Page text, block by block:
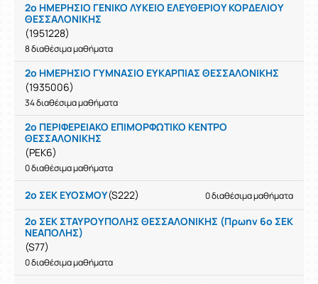
2ο ΗΜΕΡΗΣΙΟ ΓΕΝΙΚΟ ΛΥΚΕΙΟ ΕΛΕΥΘΕΡΙΟΥ ΚΟΡΔΕΛΙΟΥ
ΘΕΣΣΑΛΟΝΙΚΗΣ
(1951228)
8 διαθέσιμα μαθήματα
2ο ΗΜΕΡΗΣΙΟ ΓΥΜΝΑΣΙΟ ΕΥΚΑΡΠΙΑΣ ΘΕΣΣΑΛΟΝΙΚΗΣ
(1935006)
34 διαθέσιμα μαθήματα
2ο ΠΕΡΙΦΕΡΕΙΑΚΟ ΕΠΙΜΟΡΦΩΤΙΚΟ ΚΕΝΤΡΟ
ΘΕΣΣΑΛΟΝΙΚΗΣ
(PEK6)
0 διαθέσιμα μαθήματα
2ο ΣΕΚ ΕΥΟΣΜΟΥ(S222) 0 διαθέσιμα μαθήματα
2ο ΣΕΚ ΣΤΑΥΡΟΥΠΟΛΗΣ ΘΕΣΣΑΛΟΝΙΚΗΣ (Πρωην 6ο ΣΕΚ
ΝΕΑΠΟΛΗΣ)
(S77)
0 διαθέσιμα μαθήματα